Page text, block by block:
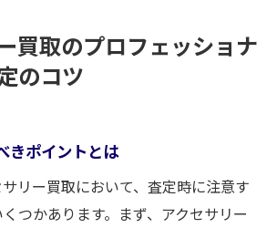
買取のプロフェッショナ
のコツ
きポイントとは
リー買取において、査定時に注意す
つかあります。まず、アクセサリー